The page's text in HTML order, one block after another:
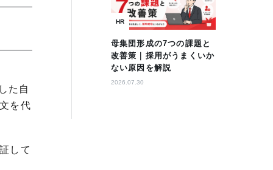
た自
を代
して
HR
母集団形成の7つの課題と
改善策｜採用がうまくいか
ない原因を解説
2026.07.30